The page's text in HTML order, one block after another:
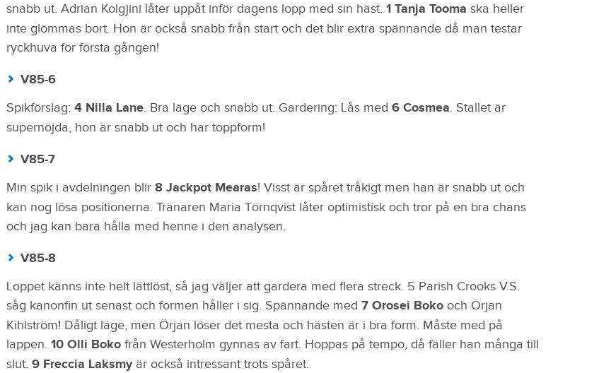
snabb ut. Adrian Kolgjini låter uppåt inför dagens lopp med sin häst. 1 Tanja Tooma ska heller
inte glömmas bort. Hon är också snabb från start och det blir extra spännande då man testar
ryckhuva för första gången!
V85-6
Spikförslag: 4 Nilla Lane. Bra läge och snabb ut. Gardering: Lås med 6 Cosmea. Stallet är
supernöjda, hon är snabb ut och har toppform!
V85-7
Min spik i avdelningen blir 8 Jackpot Mearas! Visst är spåret tråkigt men han är snabb ut och
kan nog lösa positionerna. Tränaren Maria Törnqvist låter optimistisk och tror på en bra chans
och jag kan bara hålla med henne i den analysen.
V85-8
Loppet känns inte helt lättlöst, så jag väljer att gardera med flera streck. 5 Parish Crooks V.S.
såg kanonfin ut senast och formen håller i sig. Spännande med 7 Orosei Bokooch Örjan
Kihlström! Dåligt läge, men Örjan löser det mesta och hästen är i bra form. Måste med på
lappen. 10 Olli Bokofrån Westerholm gynnas av fart. Hoppas på tempo, då fäller han många till
slut. 9 Freccia Laksmyär också intressant trots spåret.